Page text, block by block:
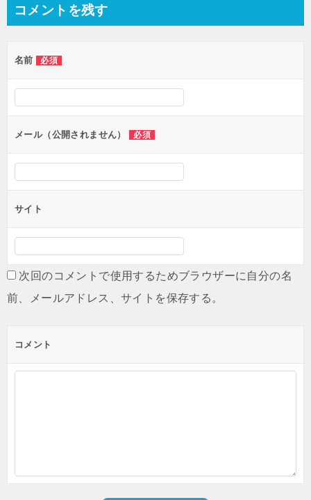
ビ
ー
シ
ン
コメントを残す
名前 必須
メール（公開されません） 必須
サイト
次回のコメントで使用するためブラウザーに自分の名
前、メールアドレス、サイトを保存する。
コメント